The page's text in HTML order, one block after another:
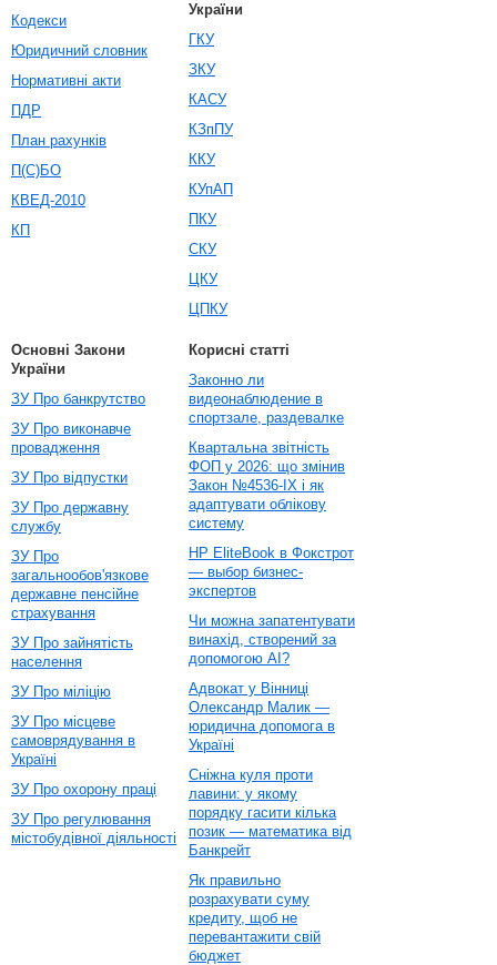
Кодекси
Юридичний словник
Нормативні акти
ПДР
План рахунків
П(С)БО
КВЕД-2010
КП
України
ГКУ
ЗКУ
КАСУ
КЗпПУ
ККУ
КУпАП
ПКУ
СКУ
ЦКУ
ЦПКУ
Основні Закони
України
ЗУ Про банкрутство
ЗУ Про виконавче
провадження
ЗУ Про відпустки
ЗУ Про державну
службу
ЗУ Про
загальнообов'язкове
державне пенсійне
страхування
ЗУ Про зайнятість
населення
ЗУ Про міліцію
ЗУ Про місцеве
самоврядування в
Україні
ЗУ Про охорону праці
ЗУ Про регулювання
містобудівної діяльності
Корисні статті
Законно ли
видеонаблюдение в
спортзале, раздевалке
Квартальна звітність
ФОП у 2026: що змінив
Закон №4536-IX і як
адаптувати облікову
систему
HP EliteBook в Фокстрот
— выбор бизнес-
экспертов
Чи можна запатентувати
винахід, створений за
допомогою AI?
Адвокат у Вінниці
Олександр Малик —
юридична допомога в
Україні
Сніжна куля проти
лавини: у якому
порядку гасити кілька
позик — математика від
Банкрейт
Як правильно
розрахувати суму
кредиту, щоб не
перевантажити свій
бюджет